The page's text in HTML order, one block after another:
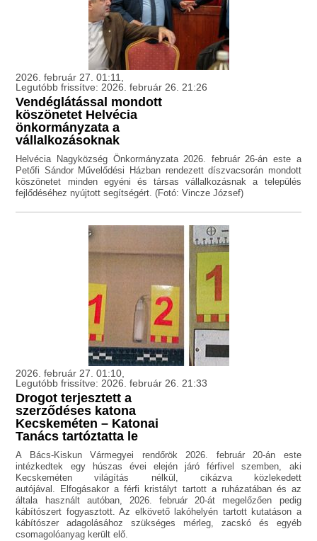
2026. február 27. 01:11,
Legutóbb frissítve: 2026. február 26. 21:26
Vendéglátással mondott
köszönetet Helvécia
önkormányzata a
vállalkozásoknak
Helvécia Nagyközség Önkormányzata 2026. február 26-án este a
Petőfi Sándor Művelődési Házban rendezett díszvacsorán mondott
köszönetet minden egyéni és társas vállalkozásnak a település
fejlődéséhez nyújtott segítségért. (Fotó: Vincze József)
2026. február 27. 01:10,
Legutóbb frissítve: 2026. február 26. 21:33
Drogot terjesztett a
szerződéses katona
Kecskeméten – Katonai
Tanács tartóztatta le
A Bács-Kiskun Vármegyei rendőrök 2026. február 20-án este
intézkedtek egy húszas évei elején járó férfivel szemben, aki
Kecskeméten világítás nélkül, cikázva közlekedett
autójával. Elfogásakor a férfi kristályt tartott a ruházatában és az
általa használt autóban, 2026. február 20-át megelőzően pedig
kábítószert fogyasztott. Az elkövető lakóhelyén tartott kutatáson a
kábítószer adagolásához szükséges mérleg, zacskó és egyéb
csomagolóanyag került elő.